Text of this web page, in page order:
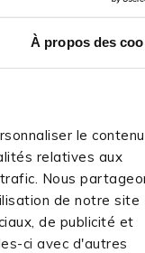
À propos des
le
relatives aux
Nous
de notre site
de publicité et
ci avec d'autres
de la
Economique
!